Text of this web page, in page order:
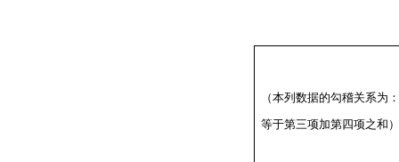
（本列数据的勾稽关系为
等于第三项加第四项之和）